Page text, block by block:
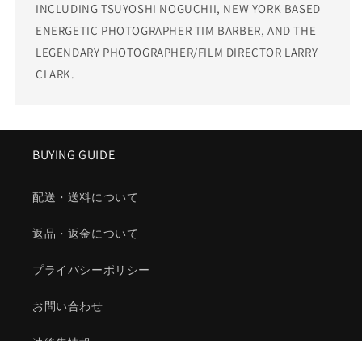
INCLUDING TSUYOSHI NOGUCHII, NEW YORK BASED
ENERGETIC PHOTOGRAPHER TIM BARBER, AND THE
LEGENDARY PHOTOGRAPHER/FILM DIRECTOR LARRY
CLARK.
BUYING GUIDE
配送・送料について
返品・返金について
プライバシーポリシー
お問い合わせ